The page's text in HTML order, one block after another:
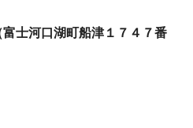
士河口湖町船津１７４７番